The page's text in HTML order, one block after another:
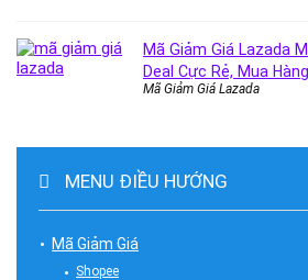
Mã Giảm Giá Lazada
Deal Cực Rẻ, Mua
Mã Giảm Giá Lazada
MENU ĐIỀU HƯỚNG
Mã Giảm Giá
Shopee